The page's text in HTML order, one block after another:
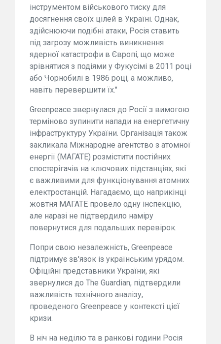
інструментом військового тиску для
досягнення своїх цілей в Україні. Однак,
здійснюючи подібні атаки, Росія ставить
під загрозу можливість виникнення
ядерної катастрофи в Європі, що може
зрівнятися з подіями у Фукусімі в 2011 році
або Чорнобилі в 1986 році, а можливо,
навіть перевершити їх."
Greenpeace звернулася до Росії з вимогою
терміново зупинити напади на енергетичну
інфраструктуру України. Організація також
закликала Міжнародне агентство з атомної
енергії (МАГАТЕ) розмістити постійних
спостерігачів на ключових підстанціях, які
є важливими для функціонування атомних
електростанцій. Нагадаємо, що наприкінці
жовтня МАГАТЕ провело одну інспекцію,
але наразі не підтвердило наміру
повернутися для подальших перевірок.
Попри свою незалежність, Greenpeace
підтримує зв'язок із українським урядом.
Офіційні представники України, які
звернулися до The Guardian, підтвердили
важливість технічного аналізу,
проведеного Greenpeace у контексті цієї
кризи.
В ніч на неділю та в ранкові години Росія